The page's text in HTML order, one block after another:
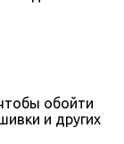
обойти
и других